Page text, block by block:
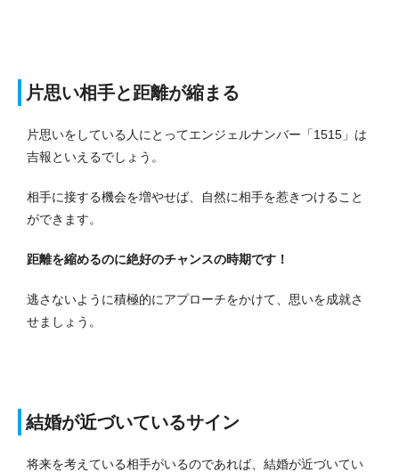
片思い相手と距離が縮まる
片思いをしている人にとってエンジェルナンバー「1515」は
吉報といえるでしょう。
相手に接する機会を増やせば、自然に相手を惹きつけること
ができます。
距離を縮めるのに絶好のチャンスの時期です！
逃さないように積極的にアプローチをかけて、思いを成就さ
せましょう。
結婚が近づいているサイン
将来を考えている相手がいるのであれば、結婚が近づいてい